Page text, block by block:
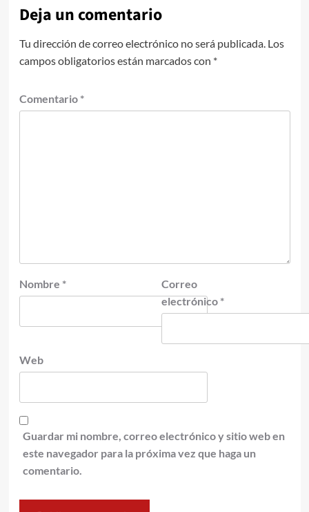
Deja un comentario
Tu dirección de correo electrónico no será publicada. Los
campos obligatorios están marcados con *
Comentario *
Nombre *
Correo
electrónico *
Web
Guardar mi nombre, correo electrónico y sitio web en
este navegador para la próxima vez que haga un
comentario.